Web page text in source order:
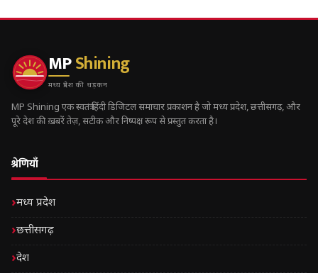
MPShining
मध्य प्रदेश की धड़कन
MP Shining एक स्वतंत्र हिंदी डिजिटल समाचार प्रकाशन है जो मध्य प्रदेश, छत्तीसगढ़, और
पूरे देश की ख़बरें तेज़, सटीक और निष्पक्ष रूप से प्रस्तुत करता है।
श्रेणियाँ
मध्य प्रदेश
छत्तीसगढ़
देश